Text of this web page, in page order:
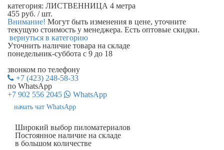
категория: ЛИСТВЕННИЦА 4 метра
455 руб. / шт.
Внимание! Могут быть изменения в цене, уточните
текущую стоимость у менеджера. Есть оптовые скидки.
вернуться в категорию
Уточнить наличие товара на складе
понедельник-суббота с 9 до 18
звонком по телефону
+7 (423) 248-58-33
по WhatsApp
+7 902 556 2045
WhatsApp
начать чат WhatsApp
Широкий выбор пиломатериалов
Постоянное наличие на складе
в большом количестве